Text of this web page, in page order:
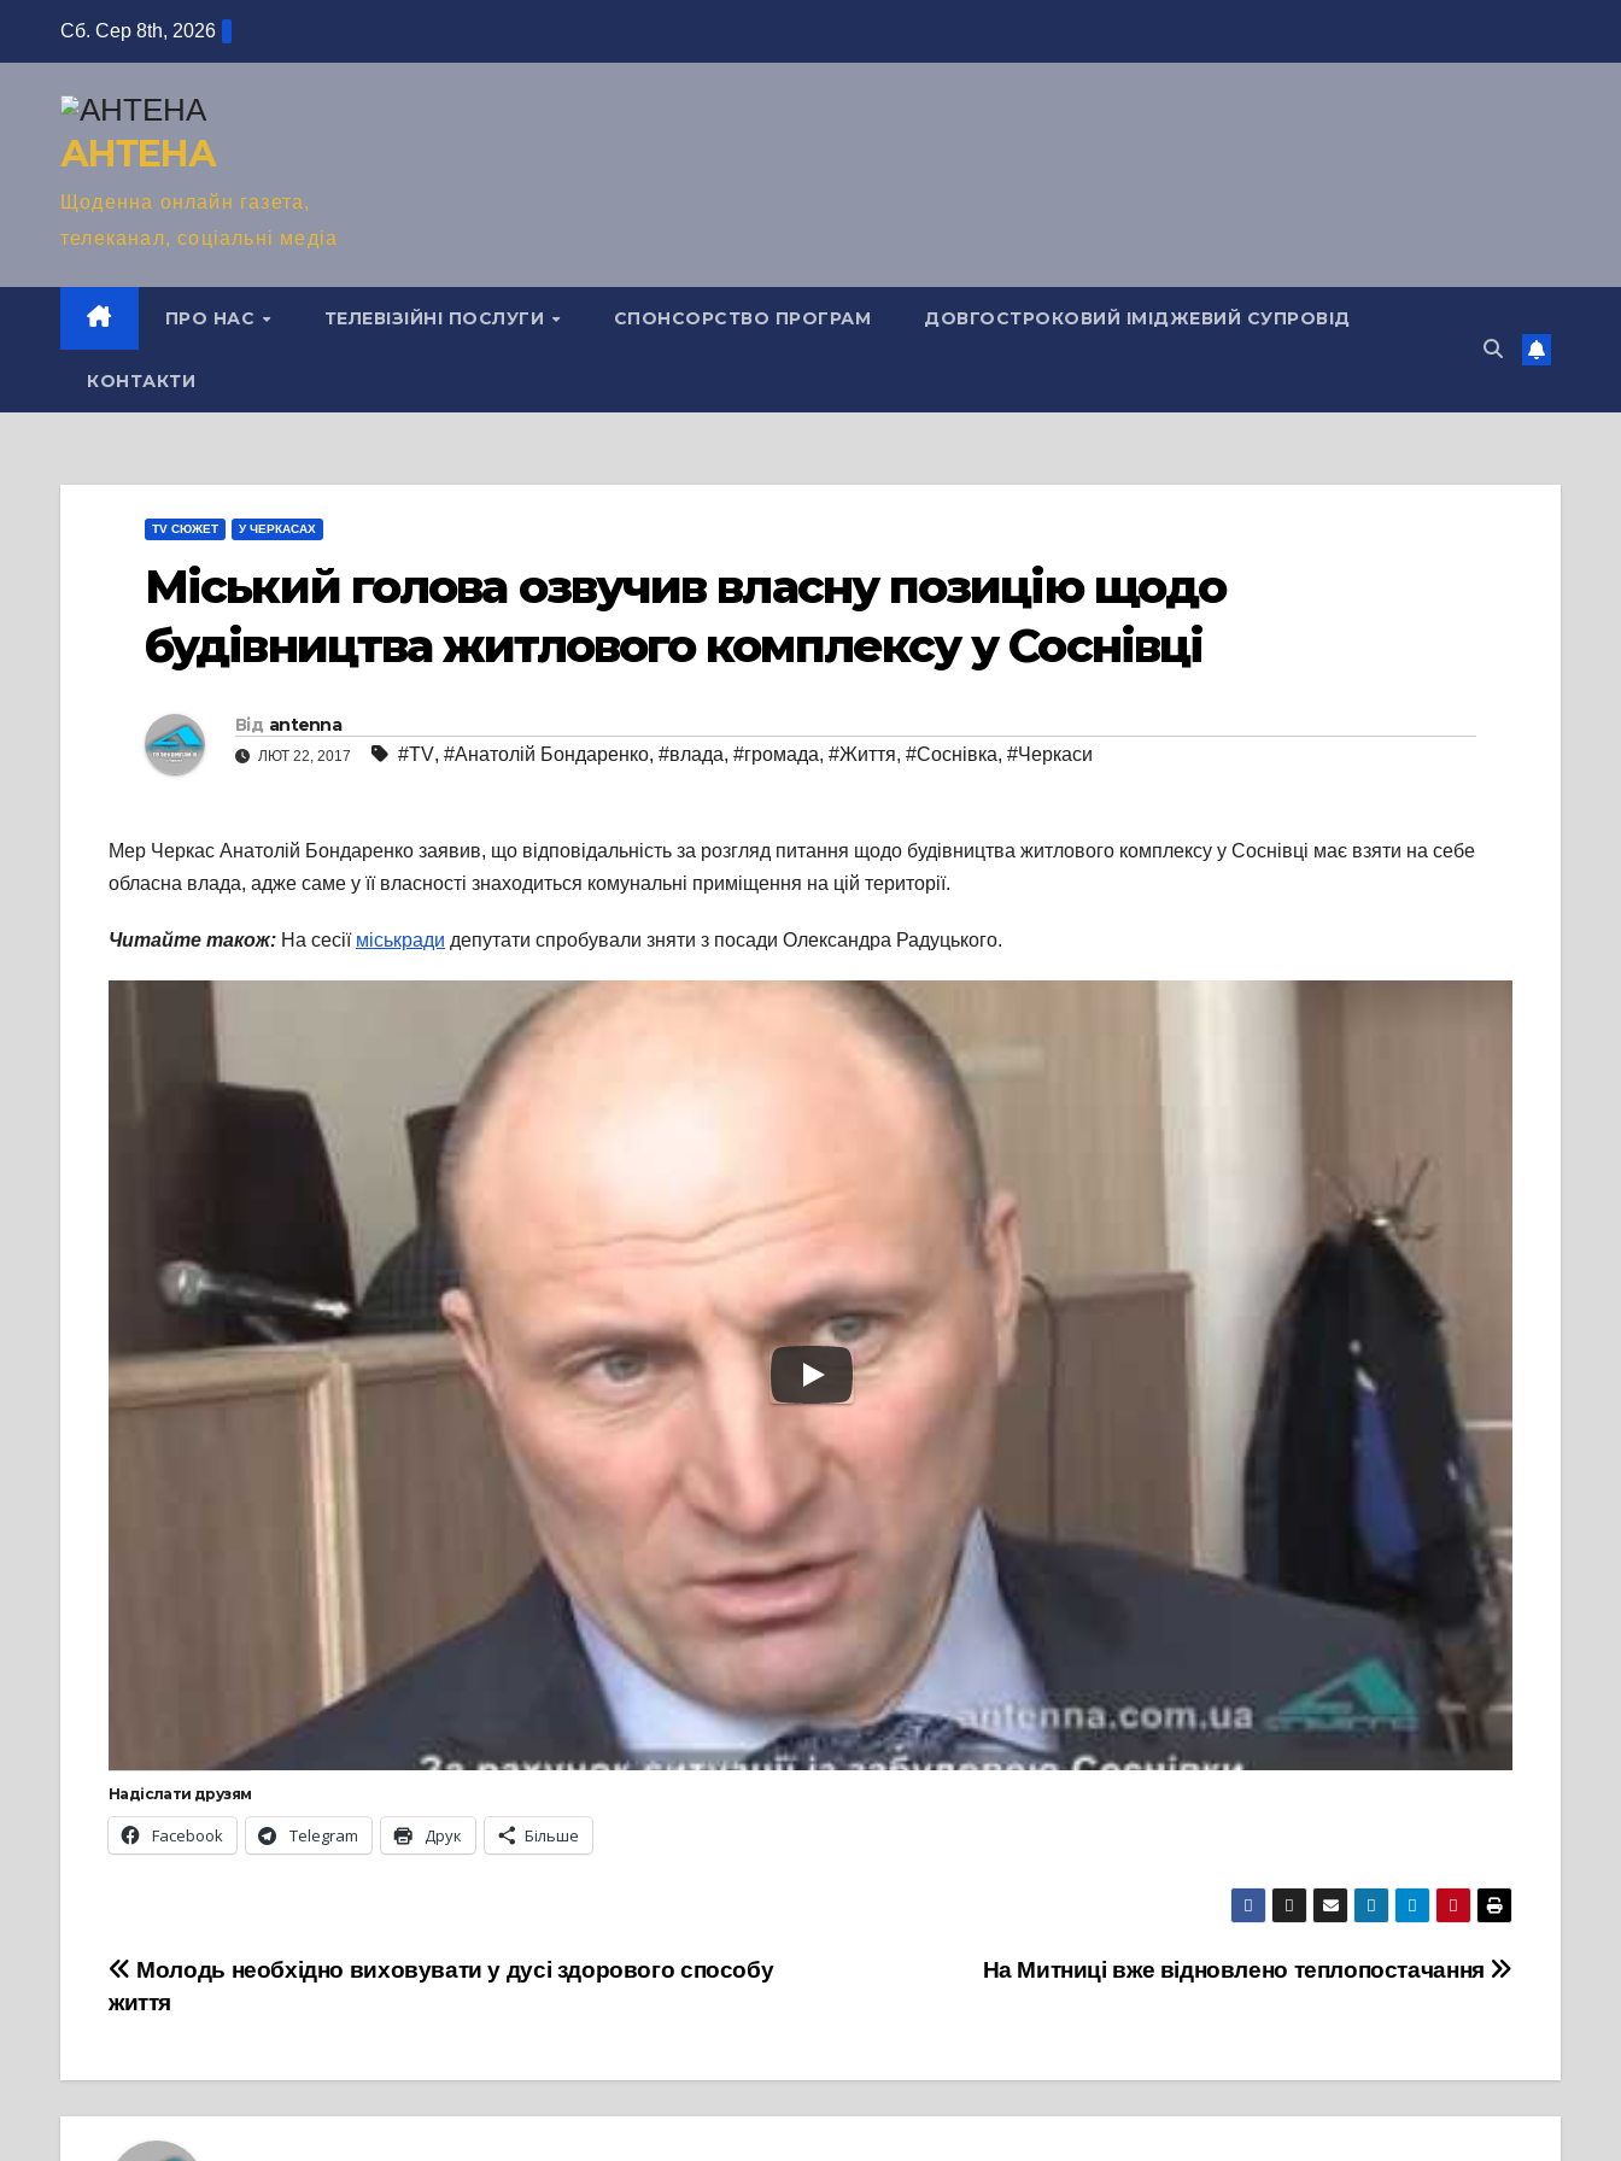
Сб. Сер 8th, 2026
АНТЕНА
Щоденна онлайн газета,
телеканал, соціальні медіа
ПРО НАС ТЕЛЕВІЗІЙНІ ПОСЛУГИ СПОНСОРСТВО ПРОГРАМ ДОВГОСТРОКОВИЙ ІМІДЖЕВИЙ СУПРОВІД
КОНТАКТИ
TV СЮЖЕТ У ЧЕРКАСАХ
Міський голова озвучив власну позицію щодо
будівництва житлового комплексу у Соснівці
Від antenna
ЛЮТ 22, 2017 #TV, #Анатолій Бондаренко, #влада, #громада, #Життя, #Соснівка, #Черкаси
Мер Черкас Анатолій Бондаренко заявив, що відповідальність за розгляд питання щодо будівництва житлового комплексу у Соснівці має взяти на себе
обласна влада, адже саме у її власності знаходиться комунальні приміщення на цій території.
Читайте також: На сесії міськради депутати спробували зняти з посади Олександра Радуцького.
Надіслати друзям
Facebook Telegram Друк Більше
Навігація
На Митниці вже відновлено теплопостачання
Молодь необхідно виховувати у дусі здорового способу
життя